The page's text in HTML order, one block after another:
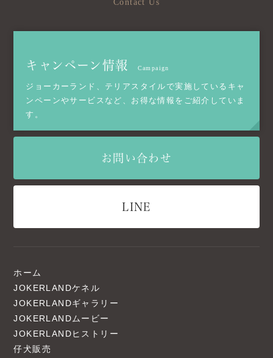
Contact Us
キャンペーン情報 Campaign
ジョーカーランド、テリアスタイルで実施しているキャ
ンペーンやサービスなど、お得な情報をご紹介していま
す。
お問い合わせ
LINE
ホーム
JOKERLANDケネル
JOKERLANDギャラリー
JOKERLANDムービー
JOKERLANDヒストリー
仔犬販売